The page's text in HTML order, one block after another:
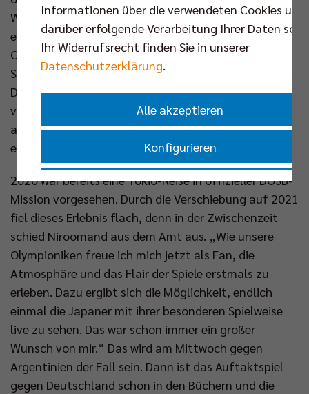
Welt, das sich auch Kaweh Niroomand nicht
entgehen lässt. Für ihn ist Paris ebenfalls die
Olympia-Premiere: „Unser ehemaliger Spieler Kawika
Shoji hat mich gefragt und direkt Tickets für
Deutschland gegen die USA besorgt. Ich schaue mir
von Montag bis Mittwoch mehrere Spiele in der Halle
an und unterstütze Louisa am Montagabend“,
erzählt Niroomand.
2020 war bereits eine Tokio-Reise in offizieller DOSB-
Mission vorgesehen. Durch die Verschiebung auf 2021
fiel dieses Erlebnis flach, denn in der Zwischenzeit
schied Niroomand aus dem Amt aus. „Wie unsere
Olympioniken freue ich mich jetzt als Fan, die
Atmosphäre und das Flair der Spiele erstmals zu
erleben. Dazu ergibt sich die Möglichkeit, endlich
einmal die Japaner mit ihrer besonderen Spielweise
live zu sehen. Das war schon immer ein großer
Wunsch von mir.“ Das wird am Mittwoch gegen
Argentinien der Fall sein. Dann ist das Auftaktspiel
gegen Deutschland schon in den Büchern und die
Informationen über die verwendeten Cookies und
darüber erfolgende Verarbeitung Ihrer Daten
Ihr Widerrufsrecht finden Sie in unserer
Datenschutzerklärung
Alle akzeptieren
Konfigurieren
Nur essenzielle Cookies akzeptieren
Impressum